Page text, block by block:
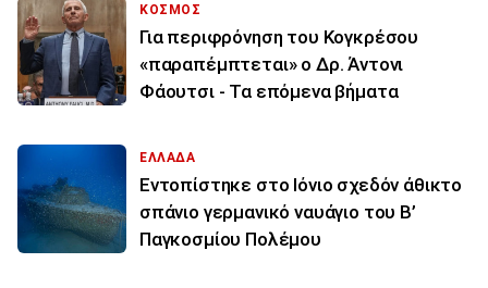
ΚΟΣΜΟΣ
Για περιφρόνηση του Κογκρέσου
«παραπέμπτεται» ο Δρ. Άντονι
Φάουτσι - Τα επόμενα βήματα
ΕΛΛΑΔΑ
Εντοπίστηκε στο Ιόνιο σχεδόν άθικτο
σπάνιο γερμανικό ναυάγιο του Β’
Παγκοσμίου Πολέμου